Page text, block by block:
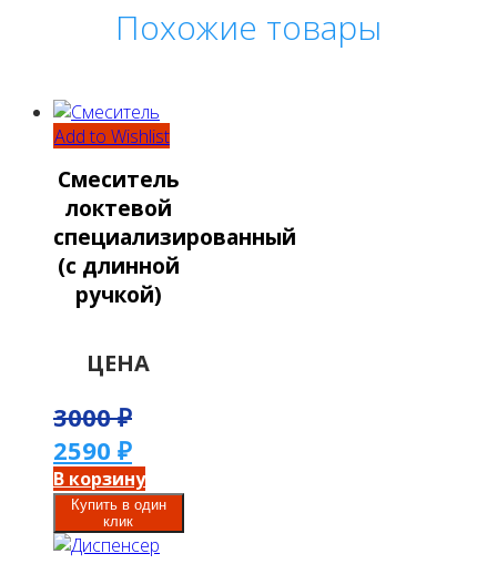
Похожие товары
Add to Wishlist
Смеситель
локтевой
специализированный
(с длинной
ручкой)
ЦЕНА
3000₽
2590 ₽
В корзину
Купить в один
клик